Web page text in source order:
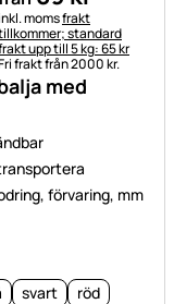
med
förvaring, mm
svart röd
Skatteinformation:
inkl. momsfrakt
standard
upp till 5 kg: 65 kr
frakt från 2000 kr.